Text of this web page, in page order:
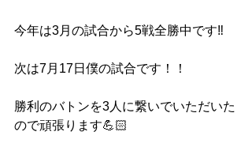
今年は3月の試合から5戦全勝中です‼️
次は7月17日僕の試合です！！
勝利のバトンを3人に繋いでいただいた
ので頑張ります💪🏻